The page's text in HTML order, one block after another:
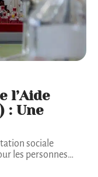
l’Aide
: Une
sociale
les personnes…